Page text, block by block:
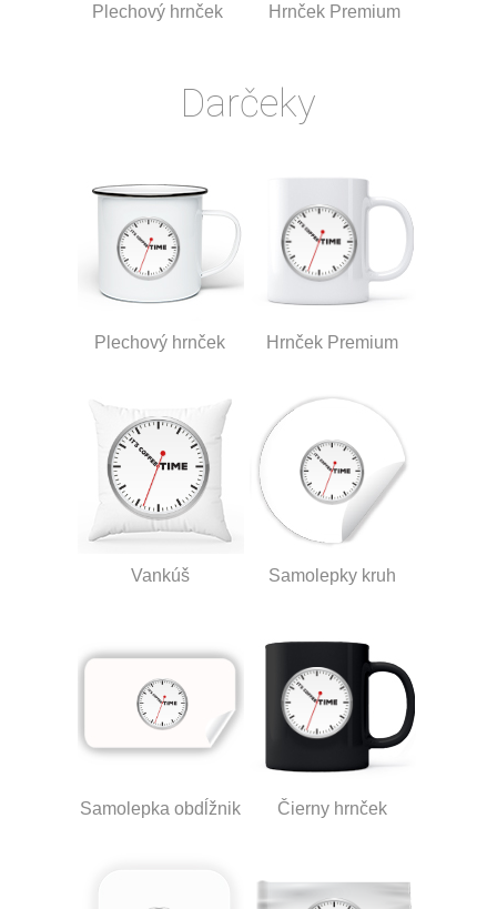
Plechový hrnček Hrnček Premium
Darčeky
Plechový hrnček Hrnček Premium
Vankúš Samolepky kruh
Samolepka obdĺžnik Čierny hrnček